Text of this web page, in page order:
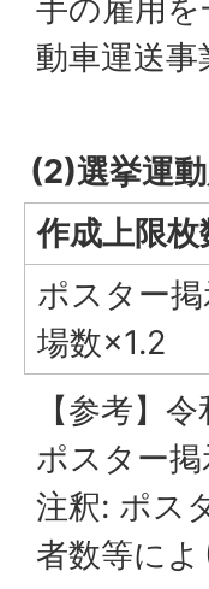
手の雇用
動車運送
(2)選挙運
作成上限枚
ポスター
場数×1.2
【参考】
ポスター
注釈: ポス
者数等によ